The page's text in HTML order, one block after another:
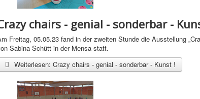
chairs - genial - sonderbar -
Freitag, 05.05.23 fand in der zweiten Stunde die Ausstellung
Sabina Schütt in der Mensa statt.
Weiterlesen: Crazy chairs - genial - sonderbar - Kunst !